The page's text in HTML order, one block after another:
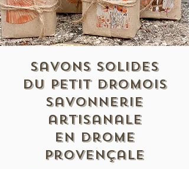
Savons solides
DU PETIT DROMOIS
savonnerie
artisanale
en drome
provençale